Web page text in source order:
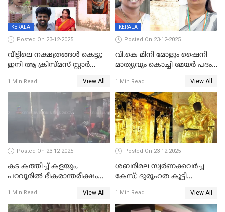
KERALA
Posted On 23-12-2025
വീട്ടിലെ നക്ഷത്രങ്ങൾ കെട്ടു;
ഇനി ആ ക്രിസ്മസ് സ്റ്റാർ
വേണ്ടിയുള്ള
പിടിവലിക്കിടയിൽ
അപ്പൂപ്പനെതിരെ പോക്സോ
കേസ് ഒടുവിൽ 4 ജീവനുകൾ
പൊലിഞ്ഞു
1 Min Read View All
KERALA
Posted On 23-12-2025
വി.കെ മിനി മോളും ഷൈനി
മാത്യുവും കൊച്ചി മേയർ പദം
മേയറാകില്ല
1 Min Read View All
Posted On 23-12-2025
കട കത്തിച്ച് കളയും,
പറവൂരില്‍ ഭീകരാന്തരീക്ഷം
1 Min Read View All
Posted On 23-12-2025
ശബരിമല സ്വര്‍ണക്കവര്‍ച്ച
കേസ്; ദുരൂഹത കൂട്ടി
1 Min Read View All